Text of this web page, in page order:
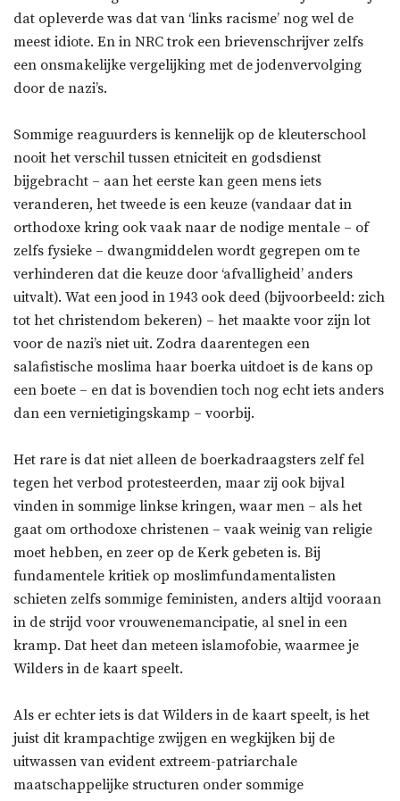
dat opleverde was dat van ‘links racisme’ nog wel de
meest idiote. En in NRC trok een brievenschrijver zelfs
een onsmakelijke vergelijking met de jodenvervolging
door de nazi’s.
Sommige reaguurders is kennelijk op de kleuterschool
nooit het verschil tussen etniciteit en godsdienst
bijgebracht – aan het eerste kan geen mens iets
veranderen, het tweede is een keuze (vandaar dat in
orthodoxe kring ook vaak naar de nodige mentale – of
zelfs fysieke – dwangmiddelen wordt gegrepen om te
verhinderen dat die keuze door ‘afvalligheid’ anders
uitvalt). Wat een jood in 1943 ook deed (bijvoorbeeld: zich
tot het christendom bekeren) – het maakte voor zijn lot
voor de nazi’s niet uit. Zodra daarentegen een
salafistische moslima haar boerka uitdoet is de kans op
een boete – en dat is bovendien toch nog echt iets anders
dan een vernietigingskamp – voorbij.
Het rare is dat niet alleen de boerkadraagsters zelf fel
tegen het verbod protesteerden, maar zij ook bijval
vinden in sommige linkse kringen, waar men – als het
gaat om orthodoxe christenen – vaak weinig van religie
moet hebben, en zeer op de Kerk gebeten is. Bij
fundamentele kritiek op moslimfundamentalisten
schieten zelfs sommige feministen, anders altijd vooraan
in de strijd voor vrouwenemancipatie, al snel in een
kramp. Dat heet dan meteen islamofobie, waarmee je
Wilders in de kaart speelt.
Als er echter iets is dat Wilders in de kaart speelt, is het
juist dit krampachtige zwijgen en wegkijken bij de
uitwassen van evident extreem-patriarchale
maatschappelijke structuren onder sommige